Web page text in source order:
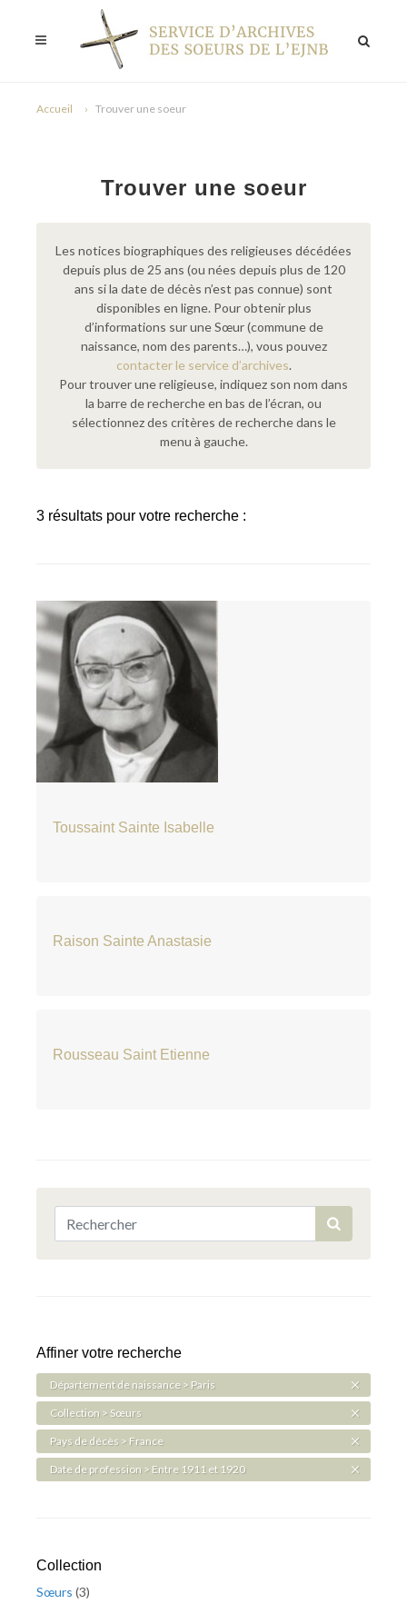
Accueil Trouver une soeur
Trouver une soeur
Les notices biographiques des religieuses décédées
depuis plus de 25 ans (ou nées depuis plus de 120
ans si la date de décès n’est pas connue) sont
disponibles en ligne. Pour obtenir plus
d’informations sur une Sœur (commune de
naissance, nom des parents…), vous pouvez
contacter le service d’archives.
Pour trouver une religieuse, indiquez son nom dans
la barre de recherche en bas de l’écran, ou
sélectionnez des critères de recherche dans le
menu à gauche.
3 résultats pour votre recherche :
Toussaint Sainte Isabelle
Raison Sainte Anastasie
Rousseau Saint Etienne
Affiner votre recherche
Département de naissance > Paris
Collection > Sœurs
Pays de décès > France
Date de profession > Entre 1911 et 1920
Collection
Sœurs (3)